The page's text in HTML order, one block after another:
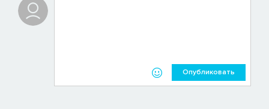
Опубликовать